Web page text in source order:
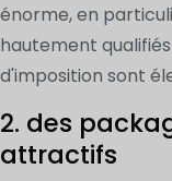
énorme, en
hautement
d'imposition sont
2. des
attractifs